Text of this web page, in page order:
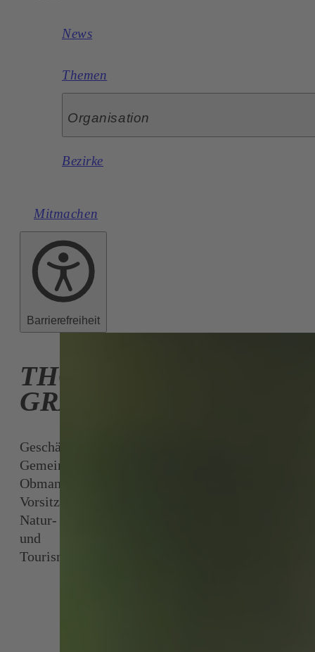
News
Themen
Organisation
Bezirke
Mitmachen
Barrierefreiheit
THOMAS
GRABETZ
Geschäftsführender
Gemeinderat,
Obmann,
Vorsitzender
Natur-
und
Tourismusausschuss